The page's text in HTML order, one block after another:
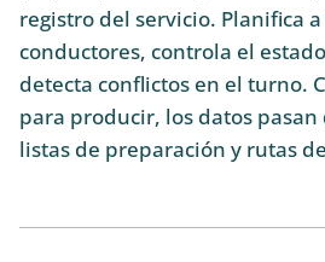
registro del servicio. Planifica
conductores, controla el
detecta conflictos en el turno.
para producir, los datos
listas de preparación y rutas